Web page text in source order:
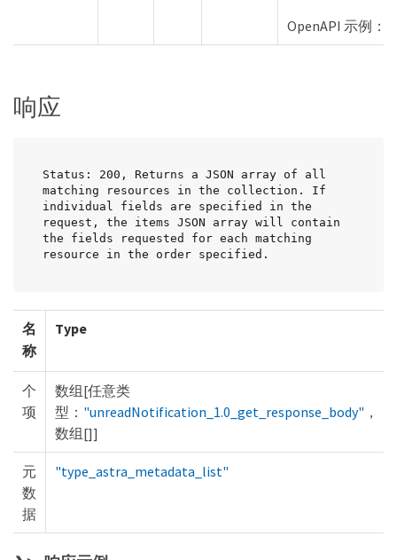
OpenAPI 示例："
响应
Status: 200, Returns a JSON array of all
matching resources in the collection. If
individual fields are specified in the
request, the items JSON array will contain
the fields requested for each matching
resource in the order specified.
名
称
Type
个
项
数组[任意类
型： "unreadNotification_1.0_get_response_body" ，
数组[]]
元
数
据
"type_astra_metadata_list"